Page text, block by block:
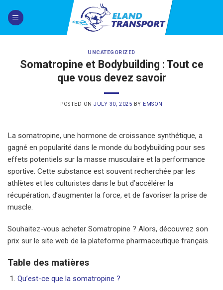
UNCATEGORIZED
Somatropine et Bodybuilding : Tout ce
que vous devez savoir
POSTED ONJULY 30, 2025 BY EMSON
La somatropine, une hormone de croissance synthétique, a
gagné en popularité dans le monde du bodybuilding pour ses
effets potentiels sur la masse musculaire et la performance
sportive. Cette substance est souvent recherchée par les
athlètes et les culturistes dans le but d’accélérer la
récupération, d’augmenter la force, et de favoriser la prise de
muscle.
Souhaitez-vous acheter Somatropine ? Alors, découvrez son
prix sur le site web de la plateforme pharmaceutique français.
Table des matières
Qu’est-ce que la somatropine ?